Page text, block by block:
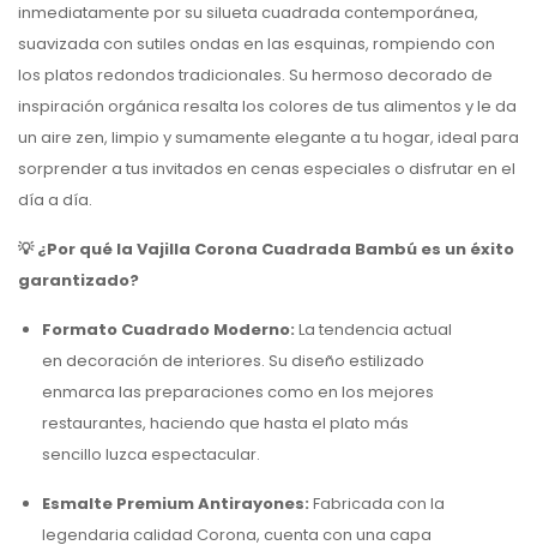
inmediatamente por su silueta cuadrada contemporánea,
suavizada con sutiles ondas en las esquinas, rompiendo con
los platos redondos tradicionales. Su hermoso decorado de
inspiración orgánica resalta los colores de tus alimentos y le da
un aire zen, limpio y sumamente elegante a tu hogar, ideal para
sorprender a tus invitados en cenas especiales o disfrutar en el
día a día.
💡 ¿Por qué la Vajilla Corona Cuadrada Bambú es un éxito
garantizado?
Formato Cuadrado Moderno: La tendencia actual
en decoración de interiores. Su diseño estilizado
enmarca las preparaciones como en los mejores
restaurantes, haciendo que hasta el plato más
sencillo luzca espectacular.
Esmalte Premium Antirayones: Fabricada con la
legendaria calidad Corona, cuenta con una capa